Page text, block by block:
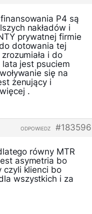
P4 są
nakładów i
prywatnej firmie
dotowania tej
i do
jest psuciem
się na
żenujący i
.
#183596
ODPOWIEDZ
równy MTR
asymetria bo
czyli klienci bo
wszystkich i za